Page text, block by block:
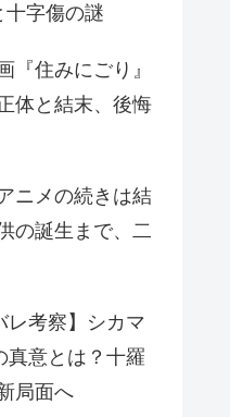
十字傷の謎
『住みにごり』
体と結末、後悔
ニメの続きは結
の誕生まで、二
レ考察】シカマ
真意とは？十羅
局面へ